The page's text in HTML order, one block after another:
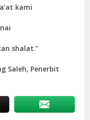
kami
shalat.”
Saleh, Penerbit